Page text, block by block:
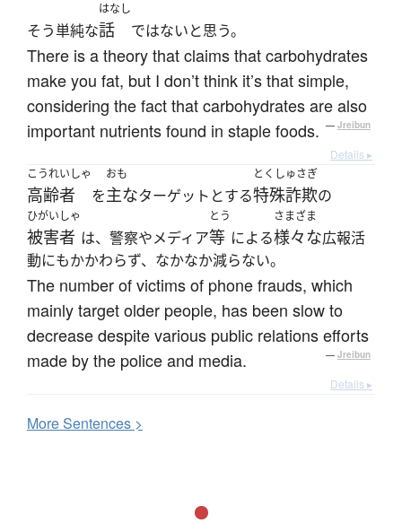
そう単純な
はなし
話 ではないと思う。
There is a theory that claims that carbohydrates
make you fat, but I don’t think it’s that simple,
considering the fact that carbohydrates are also
important nutrients found in staple foods. — Jreibun
Details ▸
こうれいしゃ
高齢者 を
おも
主なターゲットとする
とくしゅさぎ
特殊詐欺の
ひがいしゃ
被害者 は、警察やメディア
とう
等 による
さまざま
様々な広報活
動にもかかわらず、なかなか減らない。
The number of victims of phone frauds, which
mainly target older people, has been slow to
decrease despite various public relations efforts
made by the police and media.
— Jreibun
Details ▸
MoreSentences >